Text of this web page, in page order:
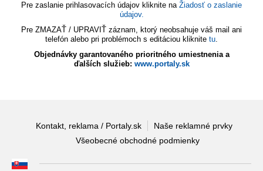
Pre zaslanie prihlasovacích údajov kliknite na Žiadosť o zaslanie
údajov.
Pre ZMAZAŤ / UPRAVIŤ záznam, ktorý neobsahuje váš mail ani
telefón alebo pri problémoch s editáciou kliknite tu.
Objednávky garantovaného prioritného umiestnenia a
ďalších služieb: www.portaly.sk
Kontakt, reklama / Portaly.sk
Naše reklamné prvky
Všeobecné obchodné podmienky